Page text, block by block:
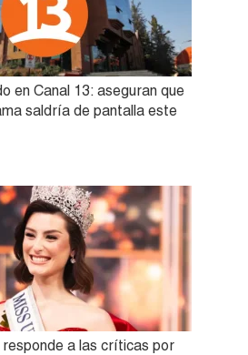
en Canal 13: aseguran que
saldría de pantalla este
a las críticas por